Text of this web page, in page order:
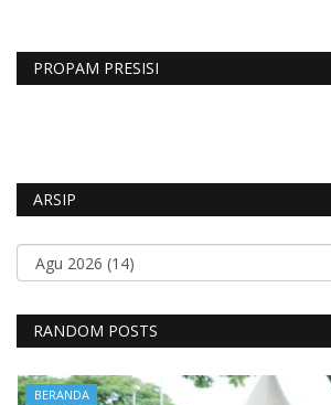
PROPAM PRESISI
ARSIP
RANDOM POSTS
BERANDA